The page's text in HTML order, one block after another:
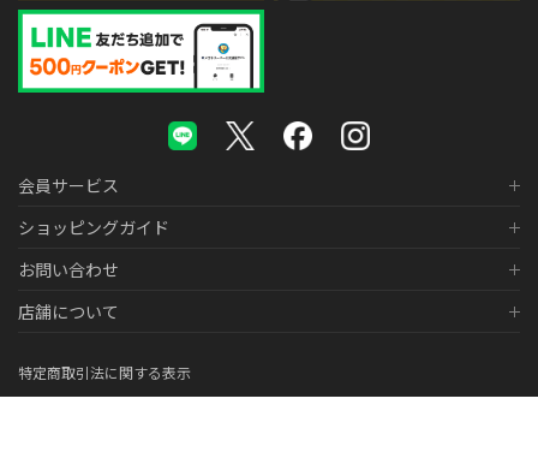
会員サービス
ショッピングガイド
お問い合わせ
店舗について
特定商取引法に関する表示